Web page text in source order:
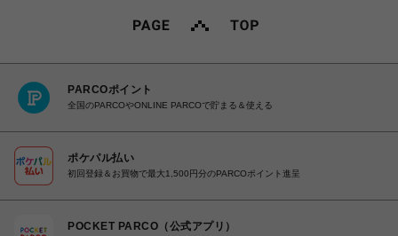
PARCOポイント
全国のPARCOやONLINE PARCOで貯まる＆使える
ポケパル払い
初回登録＆お買物で最大1,500円分のPARCOポイント進呈
POCKET PARCO（公式アプリ）